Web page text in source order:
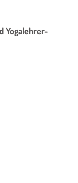
Yogalehrer-